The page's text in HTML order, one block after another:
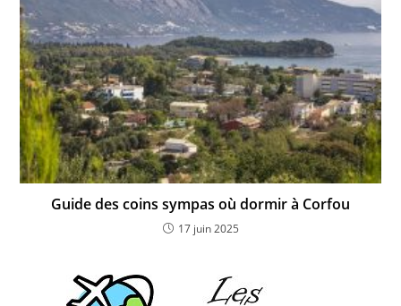
Guide des coins sympas où dormir à Corfou
17 juin 2025